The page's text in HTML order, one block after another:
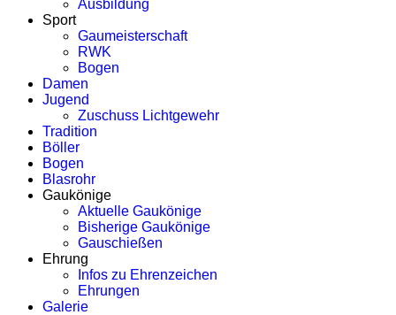
Ausbildung
Sport
Gaumeisterschaft
RWK
Bogen
Damen
Jugend
Zuschuss Lichtgewehr
Tradition
Böller
Bogen
Blasrohr
Gaukönige
Aktuelle Gaukönige
Bisherige Gaukönige
Gauschießen
Ehrung
Infos zu Ehrenzeichen
Ehrungen
Galerie